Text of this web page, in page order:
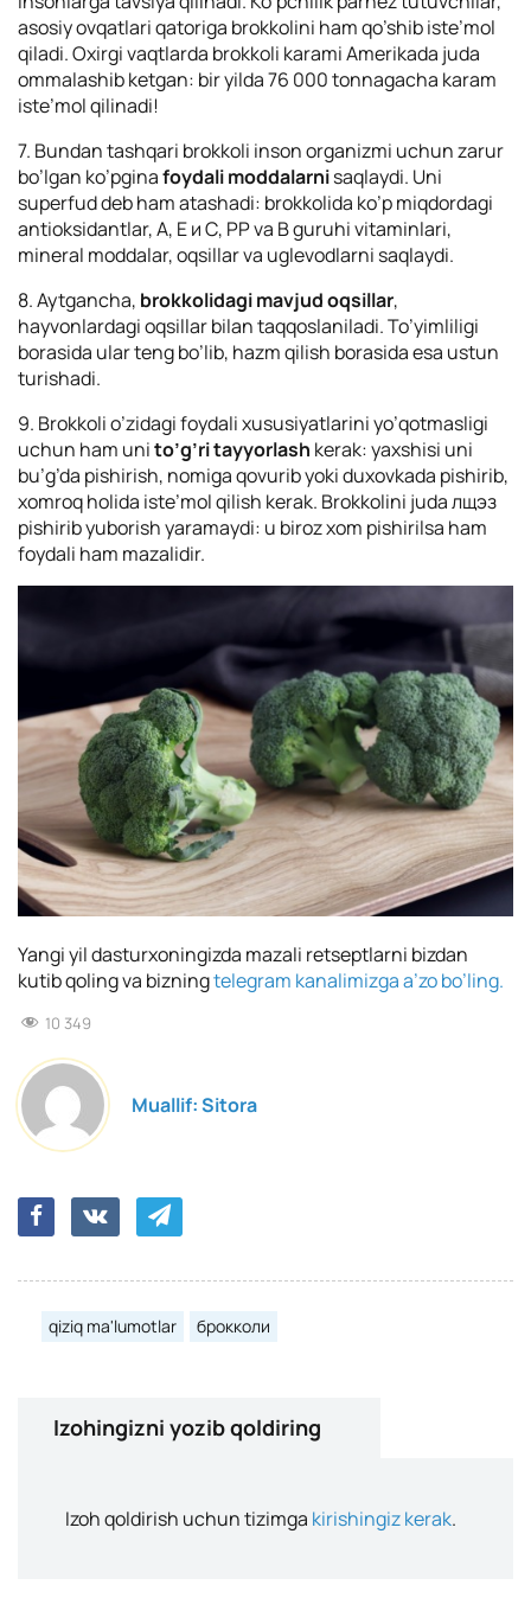
asosiy ovqatlari qatoriga brokkolini ham qo’shib iste’mol
qiladi. Oxirgi vaqtlarda brokkoli karami Amerikada juda
ommalashib ketgan: bir yilda 76 000 tonnagacha karam
iste’mol qilinadi!
7. Bundan tashqari brokkoli inson organizmi uchun zarur
bo’lgan ko’pginafoydali moddalarnisaqlaydi. Uni
superfud deb ham atashadi: brokkolida ko’p miqdordagi
antioksidantlar, А, Е и С, РР va В guruhi vitaminlari,
mineral moddalar, oqsillar va uglevodlarni saqlaydi.
8. Aytgancha, brokkolidagi mavjud oqsillar,
hayvonlardagi oqsillar bilan taqqoslaniladi. To’yimliligi
borasida ular teng bo’lib, hazm qilish borasida esa ustun
turishadi.
9. Brokkoli o’zidagi foydali xususiyatlarini yo’qotmasligi
uchun ham unito’g’ri tayyorlash kerak: yaxshisi uni
bu’g’da pishirish, nomiga qovurib yoki duxovkada pishirib,
xomroq holida iste’mol qilish kerak. Brokkolini juda лщэз
pishirib yuborish yaramaydi: u biroz xom pishirilsa ham
foydali ham mazalidir.
Yangi yil dasturxoningizda mazali retseptlarni bizdan
kutib qoling va bizningtelegram kanalimizga a’zo bo’ling.
10 349
Muallif:Sitora
qiziq ma'lumotlar брокколи
Izohingizni yozib qoldiring
Izoh qoldirish uchun tizimga kirishingiz kerak.